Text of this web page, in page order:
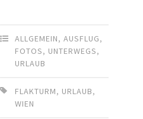
ALLGEMEIN,AUSFLUG,
FOTOS, UNTERWEGS,
URLAUB
FLAKTURM, URLAUB,
WIEN